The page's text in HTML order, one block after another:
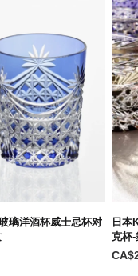
璃洋酒杯威士忌杯对
日本
克杯-